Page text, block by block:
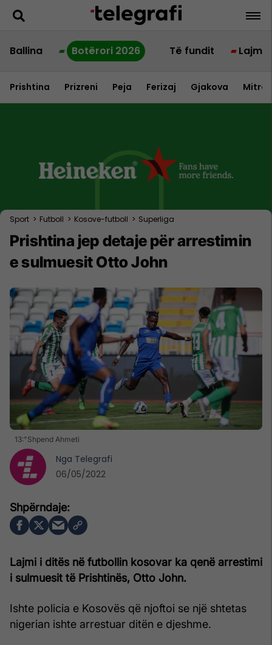
Ballina Botërori 2026 Të fundit Lajme
Prishtina Prizreni Peja Ferizaj Gjakova
Sport > Futboll > Kosove-futboll > Superliga
Prishtina jep detaje për arrestimin
e sulmuesit Otto John
13:"Shpend Ahmeti
Lajmi i ditës në futbollin kosovar ka qenë arrestimi
i sulmuesit të Prishtinës, Otto John.
Ishte policia e Kosovës që njoftoi se një shtetas
nigerian ishte arrestuar ditën e djeshme.
Nga Telegrafi
06/05/2022